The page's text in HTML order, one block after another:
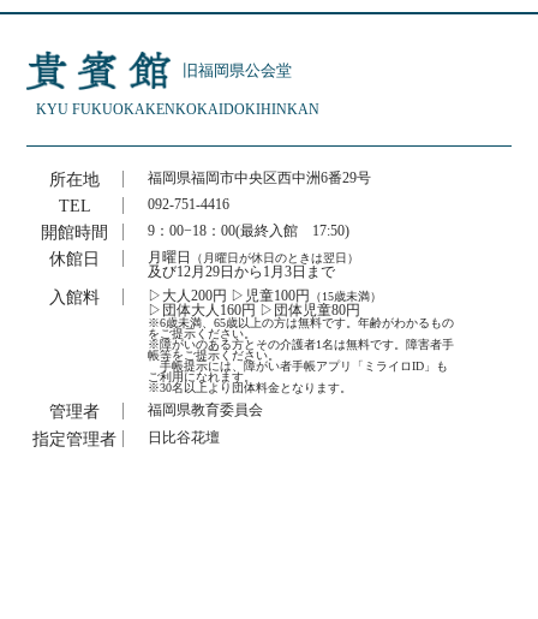
旧福岡県公会堂
KYU FUKUOKAKENKOKAIDOKIHINKAN
所在地 福岡県福岡市中央区西中洲6番29号
TEL 092-751-4416
開館時間 9：00−18：00(最終入館 17:50)
休館日 月曜日 （月曜日が休日のときは翌日）
及び12月29日から1月3日まで
入館料 ▷大人200円 ▷児童100円 （15歳未満）
▷団体大人160円 ▷団体児童80円
※6歳未満、65歳以上の方は無料です。年齢がわかるもの
をご提示ください。
※障がいのある方とその介護者1名は無料です。障害者手
帳等をご提示ください。
手帳提示には、障がい者手帳アプリ「ミライロID」も
ご利用になれます。
※30名以上より団体料金となります。
管理者 福岡県教育委員会
指定管理者 日比谷花壇